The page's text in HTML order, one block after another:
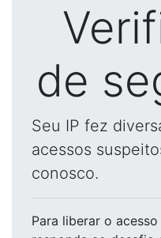
de
Seu IP fez
acessos
conosco.
Para liberar o acesso